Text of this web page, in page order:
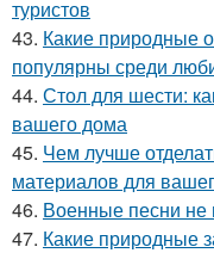
туристов
43. Какие природные
популярны среди
44. Стол для шести:
вашего дома
45. Чем лучше
материалов для
46. Военные песни не
47. Какие природные